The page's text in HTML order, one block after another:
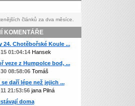
článků za dva měsíce.
KOMENTÁŘE
24. Chotěbořské Koule ...
01:04:14Hansek
veze z Humpolce bod, ...
08:58:06Tomáš
daří lépe než jejich ...
21:53:56jana Pilná
doma